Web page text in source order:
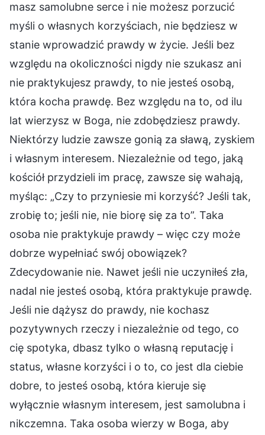
masz samolubne serce i nie możesz porzucić
myśli o własnych korzyściach, nie będziesz w
stanie wprowadzić prawdy w życie. Jeśli bez
względu na okoliczności nigdy nie szukasz ani
nie praktykujesz prawdy, to nie jesteś osobą,
która kocha prawdę. Bez względu na to, od ilu
lat wierzysz w Boga, nie zdobędziesz prawdy.
Niektórzy ludzie zawsze gonią za sławą, zyskiem
i własnym interesem. Niezależnie od tego, jaką
kościół przydzieli im pracę, zawsze się wahają,
myśląc: „Czy to przyniesie mi korzyść? Jeśli tak,
zrobię to; jeśli nie, nie biorę się za to”. Taka
osoba nie praktykuje prawdy – więc czy może
dobrze wypełniać swój obowiązek?
Zdecydowanie nie. Nawet jeśli nie uczyniłeś zła,
nadal nie jesteś osobą, która praktykuje prawdę.
Jeśli nie dążysz do prawdy, nie kochasz
pozytywnych rzeczy i niezależnie od tego, co
cię spotyka, dbasz tylko o własną reputację i
status, własne korzyści i o to, co jest dla ciebie
dobre, to jesteś osobą, która kieruje się
wyłącznie własnym interesem, jest samolubna i
nikczemna. Taka osoba wierzy w Boga, aby